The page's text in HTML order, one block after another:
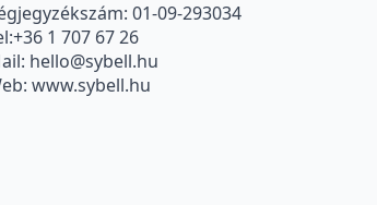
01-09-293034
1 707 67 26
hello@sybell.hu
www.sybell.hu